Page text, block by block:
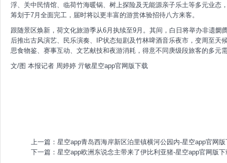
浮、关中民情馆、临荷竹海暖锅、树上探险及无能源亲子乐土等多元业态
筹划于7月全面完工，届时将以更丰富的游赏体验招待八方来客。
跟随景区焕新，荷文化旅游季从6月执续至9月。其间，白日将举办非遗
后推出古风演艺、民乐演奏、IP状态短剧及竹林啤酒音乐夜市，变周至天
思食物鉴、赛事互动、文艺献技和夜游消耗，得意不同庚级段旅客的多元
文/图 本报记者 周婷婷 亓敏星空app官网版下载
上一篇： 星空app青岛西海岸新区泊里镇横河公园内-星空app官网
下一篇： 星空app欧洲东说念主带来了伊比利亚猪-星空app官网版